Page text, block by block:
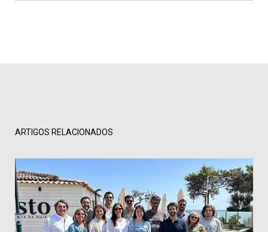
ARTIGOS RELACIONADOS